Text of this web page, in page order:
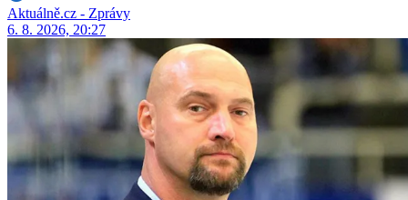
Aktuálně.cz - Zprávy
6. 8. 2026, 20:27